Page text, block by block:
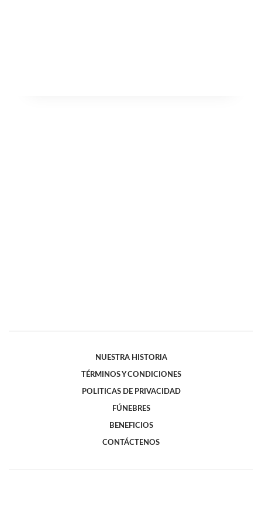
NUESTRA HISTORIA
TÉRMINOS Y CONDICIONES
POLITICAS DE PRIVACIDAD
FÚNEBRES
BENEFICIOS
CONTÁCTENOS